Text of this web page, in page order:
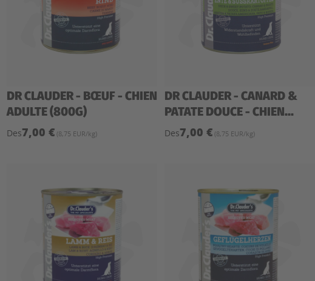
DR CLAUDER - BŒUF - CHIEN
ADULTE (800G)
Des7,00 € (8,75 EUR/kg)
DR CLAUDER - CANARD &
PATATE DOUCE - CHIEN...
Des7,00 € (8,75 EUR/kg)